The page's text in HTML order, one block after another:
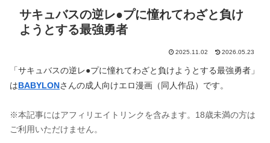
サキュバスの逆レ●プに憧れてわざと負け
ようとする最強勇者
2025.11.02 2026.05.23
「サキュバスの逆レ●プに憧れてわざと負けようとする最強勇者」
はBABYLONさんの成人向けエロ漫画（同人作品）です。
※本記事にはアフィリエイトリンクを含みます。18歳未満の方は
ご利用いただけません。